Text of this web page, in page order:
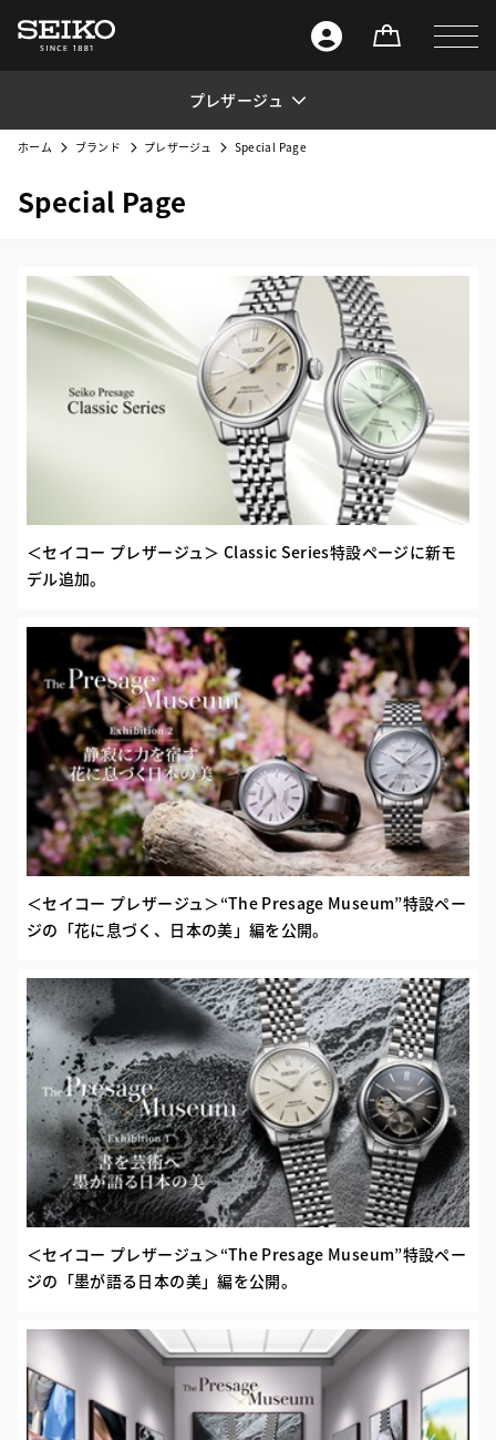
プレザージュ
ホーム ブランド プレザージュ Special Page
Special Page
＜セイコー プレザージュ＞ Classic Series特設ページに新モ
デル追加。
＜セイコー プレザージュ＞“The Presage Museum”特設ペー
ジの「花に息づく、日本の美」編を公開。
＜セイコー プレザージュ＞“The Presage Museum”特設ペー
ジの「墨が語る日本の美」編を公開。